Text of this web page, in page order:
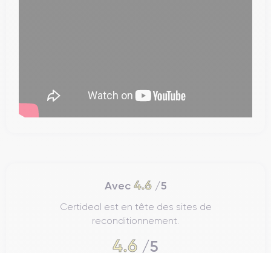
Avec 4.6/5
Certideal est en tête des sites de
reconditionnement.
4.6 /5